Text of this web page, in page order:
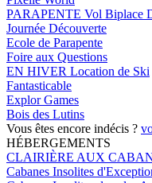
PARAPENTE Vol Biplace
Journée Découverte
Ecole de Parapente
Foire aux Questions
EN HIVER Location de Ski
Fantasticable
Explor Games
Bois des Lutins
Vous êtes encore indécis ?
HÉBERGEMENTS
CLAIRIÈRE AUX
Cabanes Insolites